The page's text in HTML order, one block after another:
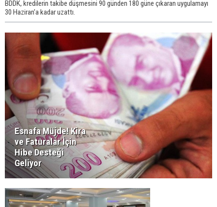
BDDK, kredilerin takibe düşmesini 90 günden 180 güne çıkaran uygulamayı
30 Haziran'a kadar uzattı.
Esnafa Müjde! Kira
ve Faturalar İçin
Hibe Desteği
Geliyor